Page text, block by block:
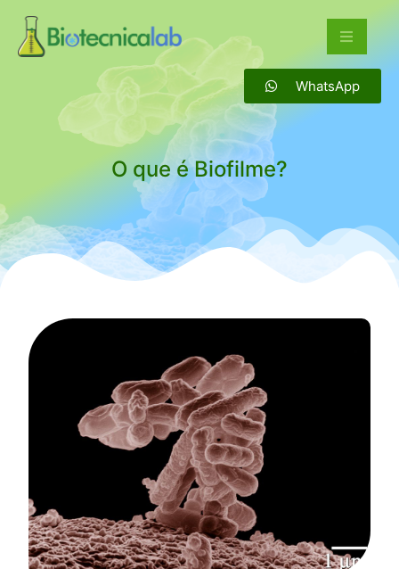
WhatsApp
O que é Biofilme?